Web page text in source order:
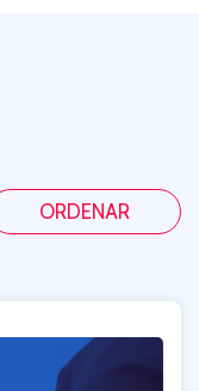
ORDENAR